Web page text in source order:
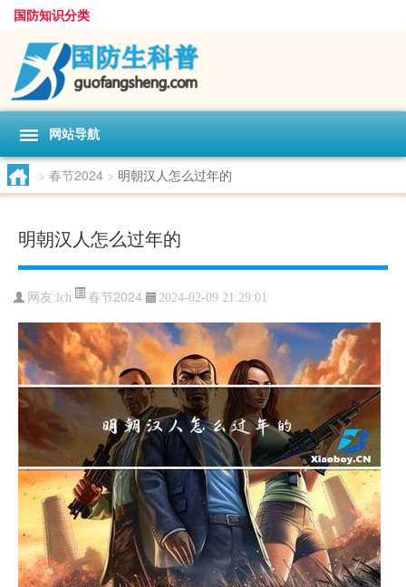
国防知识分类
网站导航
> 春节2024 > 明朝汉人怎么过年的
明朝汉人怎么过年的
网友:lch 春节2024 2024-02-09 21:29:01